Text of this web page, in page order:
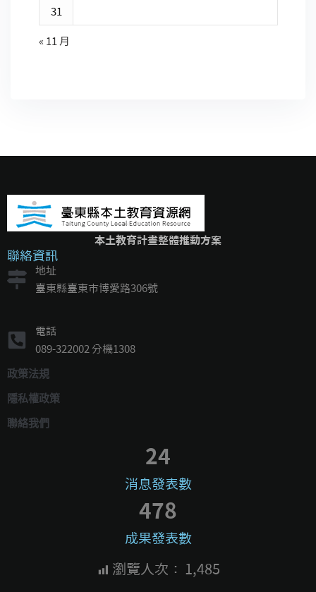
31
« 11 月
本土教育計畫整體推動方案
聯絡資訊
地址
臺東縣臺東市博愛路306號
電話
089-322002 分機1308
政策法規
隱私權政策
聯絡我們
消息發表數
24
成果發表數
478
瀏覽人次： 1,485